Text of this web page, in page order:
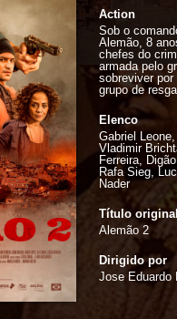
Action
Sob o
Alemão, 8
chefes do
armada pelo
sobreviver por
grupo de
Elenco
Gabriel
Vladimir
Ferreira,
Rafa Sieg,
Nader
Título original
Alemão 2
Dirigido por
Jose Eduardo